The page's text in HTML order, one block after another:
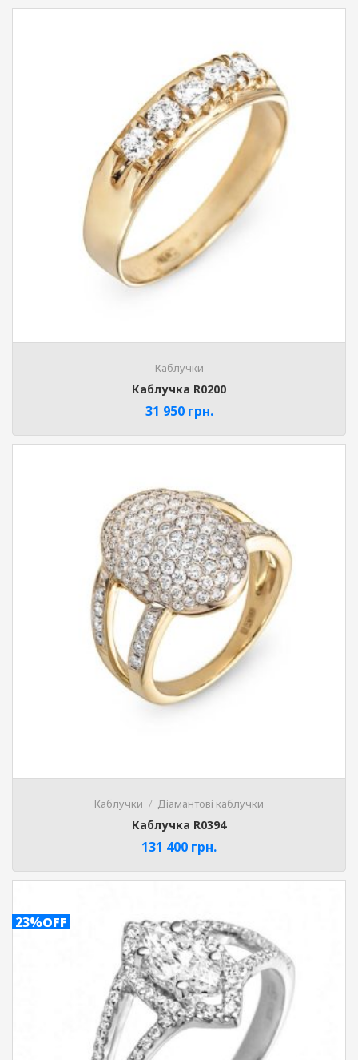
Каблучки
Каблучка R0200
31 950 грн.
Каблучки Діамантові каблучки
Каблучка R0394
131 400 грн.
23%OFF